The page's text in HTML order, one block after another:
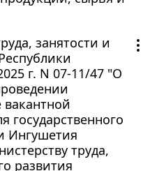
занятости и
г. N 07-11/47 "О
государственного
Ингушетия
труда,
развития